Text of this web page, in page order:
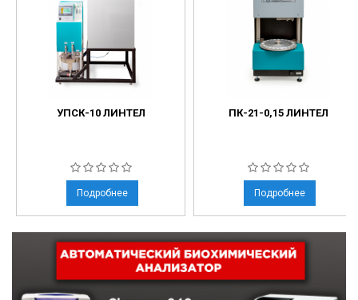
УПСК-10 ЛИНТЕЛ
Подробнее
ПК-21-0,15 ЛИНТЕЛ
Подробнее